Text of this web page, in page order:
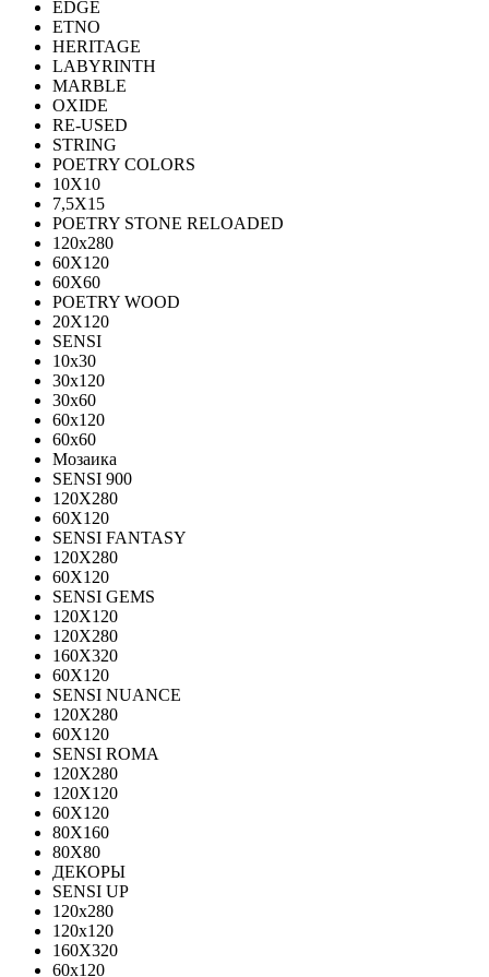
EDGE
ETNO
HERITAGE
LABYRINTH
MARBLE
OXIDE
RE-USED
STRING
POETRY COLORS
10Х10
7,5Х15
POETRY STONE RELOADED
120x280
60Х120
60Х60
POETRY WOOD
20Х120
SENSI
10x30
30x120
30x60
60x120
60x60
Мозаика
SENSI 900
120Х280
60X120
SENSI FANTASY
120Х280
60Х120
SENSI GEMS
120Х120
120Х280
160X320
60X120
SENSI NUANCE
120X280
60X120
SENSI ROMA
120X280
120Х120
60X120
80X160
80X80
ДЕКОРЫ
SENSI UP
120x280
120х120
160X320
60х120